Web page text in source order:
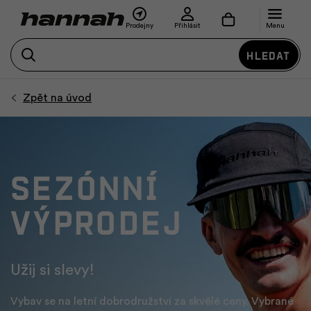
Hledat
Prodejny Přihlásit Menu
Sezónní
výprodej
Užij si slevy!
Vybav se na letní dobrodružství za skvělé ceny. Vybrané